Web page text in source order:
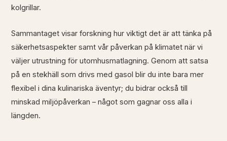
kolgrillar.
Sammantaget visar forskning hur viktigt det är att tänka på
säkerhetsaspekter samt vår påverkan på klimatet när vi
väljer utrustning för utomhusmatlagning. Genom att satsa
på en stekhäll som drivs med gasol blir du inte bara mer
flexibel i dina kulinariska äventyr; du bidrar också till
minskad miljöpåverkan – något som gagnar oss alla i
längden.